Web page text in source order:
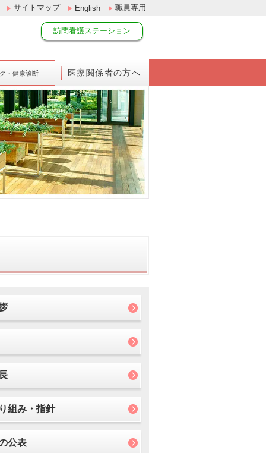
サイトマップ English 職員専用
訪問看護ステーション
・健康診断 医療関係者の方へ
組み・指針
公表